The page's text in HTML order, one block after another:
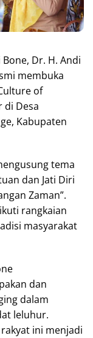
Dr. H. Andi
membuka
of
di Desa
Kabupaten
tema
dan Jati Diri
Zaman”.
rangkaian
masyarakat
dan
dalam
leluhur.
ini menjadi